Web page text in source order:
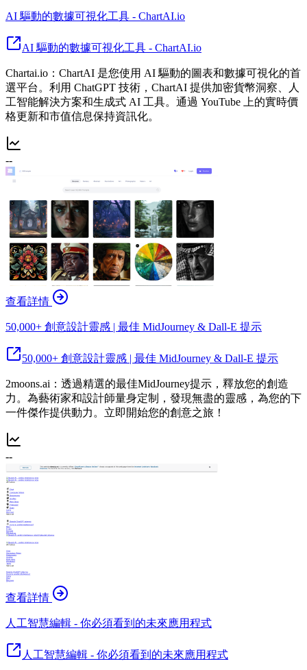
AI 驅動的數據可視化工具 - ChartAI.io
AI 驅動的數據可視化工具 - ChartAI.io
Chartai.io：ChartAI 是您使用 AI 驅動的圖表和數據可視化的首
選平台。利用 ChatGPT 技術，ChartAI 提供加密貨幣洞察、人
工智能解決方案和生成式 AI 工具。通過 YouTube 上的實時價
格更新和市值信息保持資訊化。
--
查看詳情
50,000+ 創意設計靈感 | 最佳 MidJourney & Dall-E 提示
50,000+ 創意設計靈感 | 最佳 MidJourney & Dall-E 提示
2moons.ai：透過精選的最佳MidJourney提示，釋放您的創造
力。為藝術家和設計師量身定制，發現無盡的靈感，為您的下
一件傑作提供動力。立即開始您的創意之旅！
--
查看詳情
人工智慧編輯 - 你必須看到的未來應用程式
人工智慧編輯 - 你必須看到的未來應用程式